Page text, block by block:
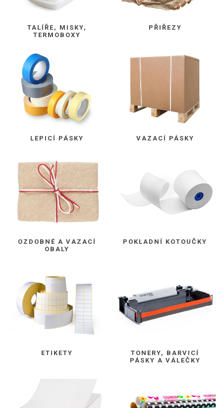
TALÍŘE, MISKY,
TERMOBOXY
PŘIŘEZY
LEPICÍ PÁSKY VAZACÍ PÁSKY
OZDOBNÉ A VAZACÍ
OBALY
POKLADNÍ KOTOUČKY
ETIKETY
TONERY, BARVICÍ
PÁSKY A VÁLEČKY